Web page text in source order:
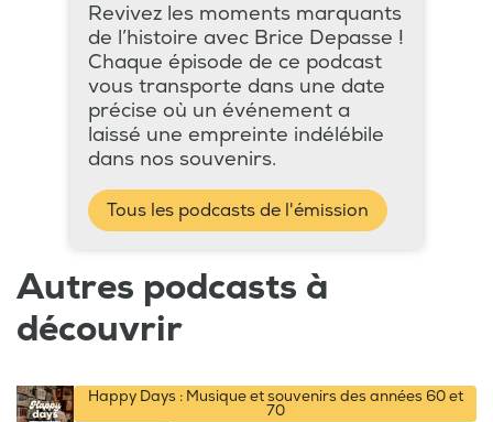
Revivez les moments marquants
de l’histoire avec Brice Depasse !
Chaque épisode de ce podcast
vous transporte dans une date
précise où un événement a
laissé une empreinte indélébile
dans nos souvenirs.
Tous les podcasts de l'émission
Autres podcasts à
découvrir
Happy Days : Musique et souvenirs des années 60 et
70